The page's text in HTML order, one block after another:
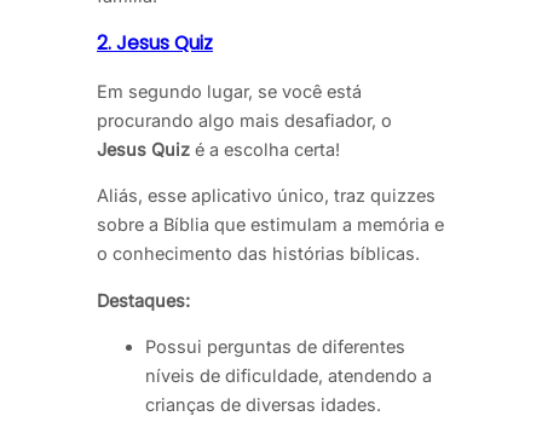
2. Jesus Quiz
Em segundo lugar, se você está
procurando algo mais desafiador, o
Jesus Quiz é a escolha certa!
Aliás, esse aplicativo único, traz quizzes
sobre a Bíblia que estimulam a memória e
o conhecimento das histórias bíblicas.
Destaques:
Possui perguntas de diferentes
níveis de dificuldade, atendendo a
crianças de diversas idades.